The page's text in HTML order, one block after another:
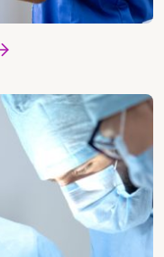
Vedi i corsi